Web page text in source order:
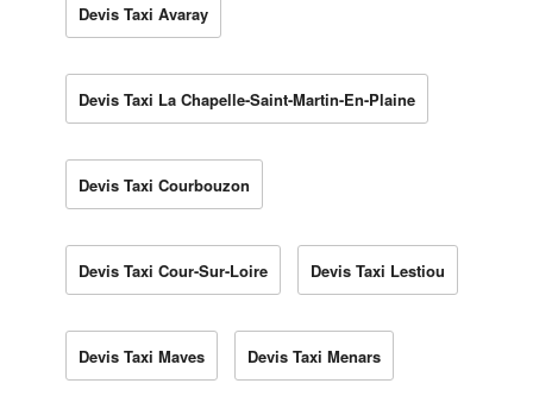
Devis Taxi Avaray
Devis Taxi La Chapelle-Saint-Martin-En-Plaine
Devis Taxi Courbouzon
Devis Taxi Cour-Sur-Loire Devis Taxi Lestiou
Devis Taxi Maves Devis Taxi Menars